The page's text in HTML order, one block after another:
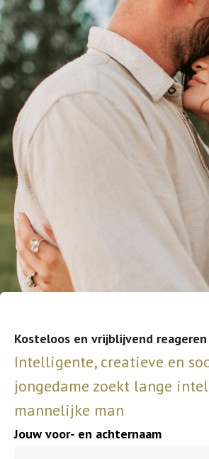
Kosteloos en vrijblijvend
Intelligente, creatieve en
jongedame zoekt lange
mannelijke man
Jouw voor- en achternaam